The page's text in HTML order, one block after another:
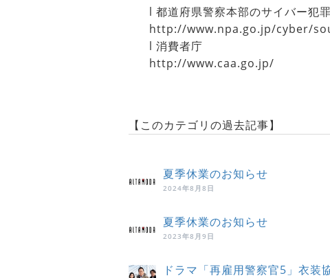
l 都道府県警察本部のサイバー犯
http://www.npa.go.jp/cyber/
l 消費者庁
http://www.caa.go.jp/
【このカテゴリの過去記事】
夏季休業のお知らせ
2024年8月8日
夏季休業のお知らせ
2023年8月9日
ドラマ「再雇用警察官5」衣装